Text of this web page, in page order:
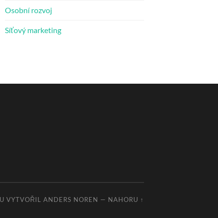
Osobní rozvoj
Síťový marketing
VYTVOŘIL ANDERS NOREN — NAHORU ↑